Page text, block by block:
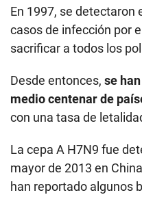
En 1997, se detectaron
casos de infección por
sacrificar a todos los
Desde entonces, se
medio centenar de
con una tasa de
La cepa A H7N9 fue
mayor de 2013 en
han reportado algunos